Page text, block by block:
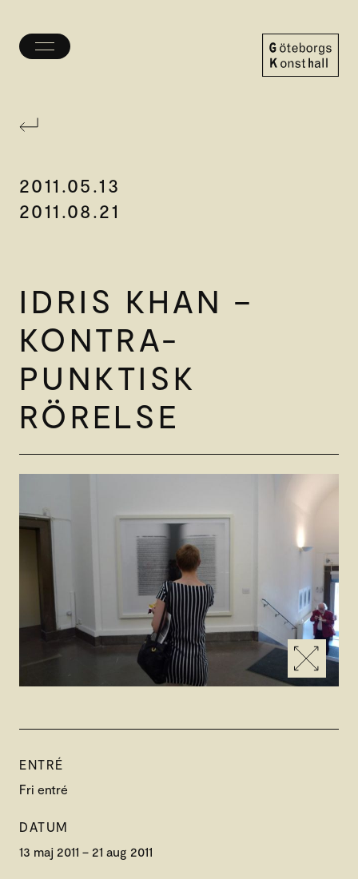
Öppna/stäng
2011.05.13
2011.08.21
IDRIS KHAN –
KONTRA-
PUNKTISK
RÖRELSE
ENTRÉ
Fri entré
DATUM
13 maj 2011 – 21 aug 2011